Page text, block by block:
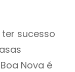
sucesso
Nova é